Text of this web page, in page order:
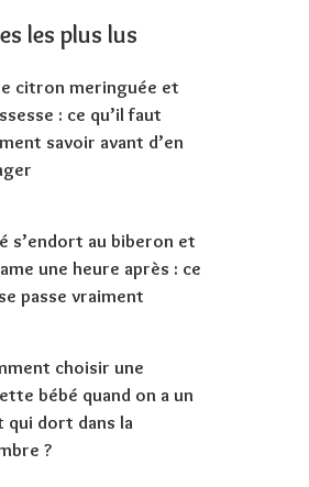
les plus lus
citron meringuée et
: ce qu’il faut
savoir avant d’en
s’endort au biberon et
une heure après : ce
passe vraiment
choisir une
bébé quand on a un
qui dort dans la
?